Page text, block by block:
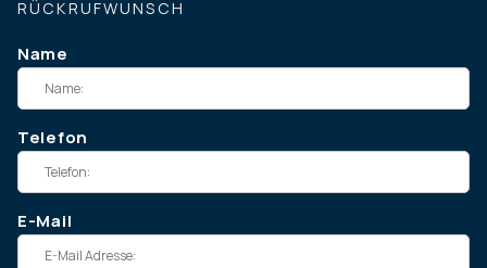
RÜCKRUFWUNSCH
Name
Telefon
E-Mail